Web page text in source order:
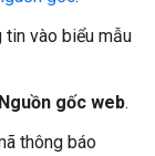
vào biểu mẫu
Nguồn gốc web.
thông báo